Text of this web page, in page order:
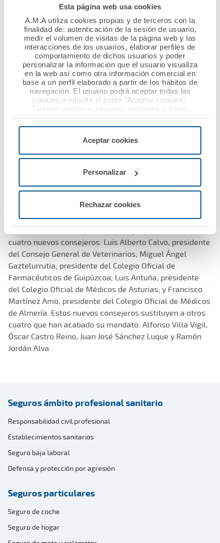
Esta página web usa cookies
A.M.A utiliza cookies propias y de terceros con la
finalidad de: autenticación de la sesión de usuario,
medir el volumen de visitas de la página web y las
interacciones de los usuarios, elaborar perfiles de
comportamiento de dichos usuarios y poder
personalizar la información que el usuario visualiza
en la web así como otra información comercial en
base a un perfil elaborado a partir de los hábitos de
navegación. El usuario podrá aceptar todas las
cookies mediante el botón "Aceptar cookies".
También podrá rechazarlas mediante el botón
"Rechazar", donde se rechazarán todas las cookies
menos las necesarias para permitir el acceso a los
configurarlas usando el botón “Personalizar".
Aceptar cookies
Personalizar
Rechazar cookies
sector profesional sanitario como uno de los referentes,
ocupando un lugar destacado dentro de los seguros
colectivos de Vida.
Por su parte, AMA América afianza también su presencia
en Ecuador con un crecimiento durante el pasado
ejercicio del 26,6%.
De cara al 2022, Luis Campos destacó la apuesta por la
inversión en tecnología y sistemas y el desarrollo de
herramientas comerciales más novedosas convirtiendo
a los mutualistas en el centro de toda la estrategia de la
compañía. A.M.A. seguirá trabajando, “pensando en cada
uno de nuestros mutualistas, aportando tranquilidad y
seguridad a cada profesional”, para continuar siendo la
referencia en el sector asegurador para los
profesionales sanitarios.
Durante la Asamblea también se aprobó la entrada de
cuatro nuevos consejeros: Luis Alberto Calvo, presidente
del Consejo General de Veterinarios; Miguel Ángel
Gaztelurrutia, presidente del Colegio Oficial de
Farmacéuticos de Guipúzcoa; Luis Antuña, presidente
del Colegio Oficial de Médicos de Asturias; y Francisco
Martínez Amo, presidente del Colegio Oficial de Médicos
de Almería. Estos nuevos consejeros sustituyen a otros
cuatro que han acabado su mandato: Alfonso Villa Vigil,
Óscar Castro Reino, Juan José Sánchez Luque y Ramón
Jordán Alva.
Seguros ámbito profesional sanitario
Responsabilidad civil profesional
Establecimientos sanitarios
Seguro baja laboral
Defensa y protección por agresión
Seguros particulares
Seguro de coche
Seguro de hogar